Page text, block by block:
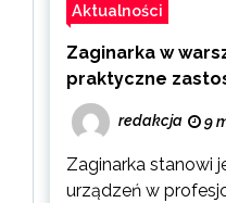
Aktualności
Zaginarka w
praktyczne
redakcja 9
Zaginarka stanowi
urządzeń w